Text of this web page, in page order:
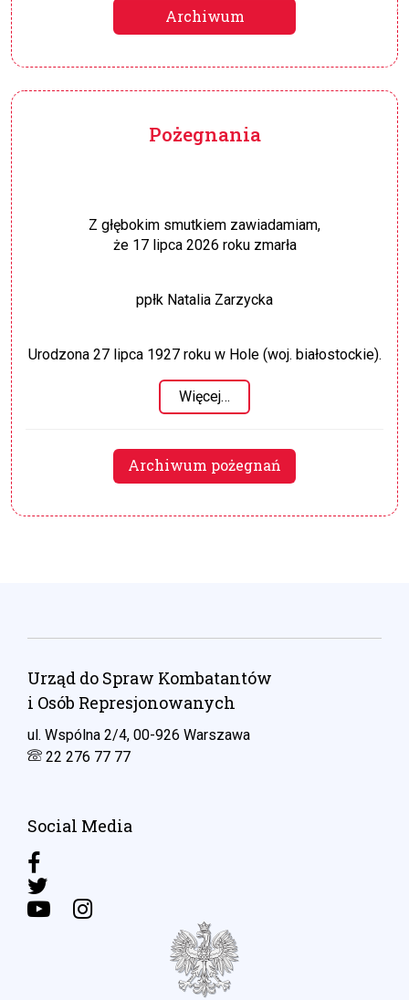
Archiwum
Pożegnania
Z głębokim smutkiem zawiadamiam,
że 17 lipca 2026 roku zmarła
ppłk Natalia Zarzycka
Urodzona 27 lipca 1927 roku w Hole (woj. białostockie).
Więcej…
Archiwum pożegnań
Urząd do Spraw Kombatantów
i Osób Represjonowanych
ul. Wspólna 2/4, 00-926 Warszawa
22 276 77 77
Social Media